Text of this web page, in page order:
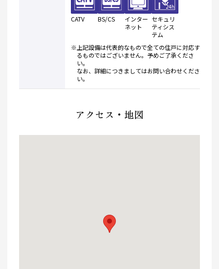
CATV BS/CS
インター
ネット
セキュリ
ティシス
テム
※上記設備は代表的なもので全ての住戸に対応す
るものではございません。予めご了承くださ
い。
なお、詳細につきましてはお問い合わせくださ
い。
アクセス・地図